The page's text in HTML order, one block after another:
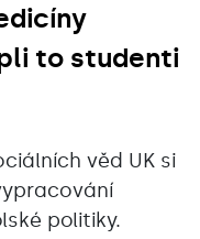
to studenti
věd UK si
politiky.